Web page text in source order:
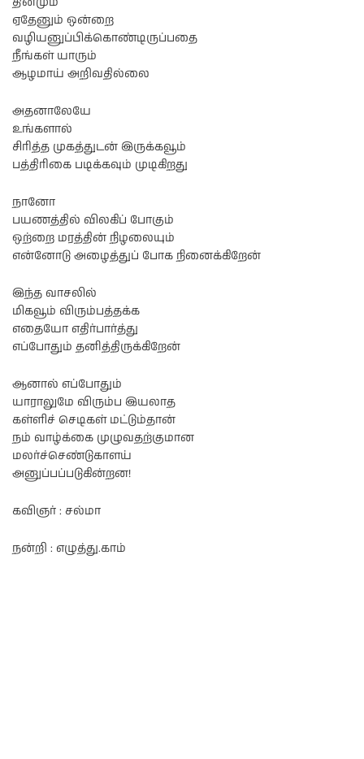
ஏதேனும் ஒன்றை
வழியனுப்பிக்கொண்டிருப்பதை
நீங்கள் யாரும்
ஆழமாய் அறிவதில்லை
அதனாலேயே
உங்களால்
சிரித்த முகத்துடன் இருக்கவூம்
பத்திரிகை படிக்கவும் முடிகிறது
நானோ
பயணத்தில் விலகிப் போகும்
ஒற்றை மரத்தின் நிழலையும்
என்னோடு அழைத்துப் போக நினைக்கிறேன்
இந்த வாசலில்
மிகவூம் விரும்பத்தக்க
எதையோ எதிர்பார்த்து
எப்போதும் தனித்திருக்கிறேன்
ஆனால் எப்போதும்
யாராலுமே விரும்ப இயலாத
கள்ளிச் செடிகள் மட்டும்தான்
நம் வாழ்க்கை முழுவதற்குமான
மலர்ச்செண்டுகாளய்
அனுப்பப்படுகின்றன!
கவிஞர் : சல்மா
நன்றி : எழுத்து.காம்